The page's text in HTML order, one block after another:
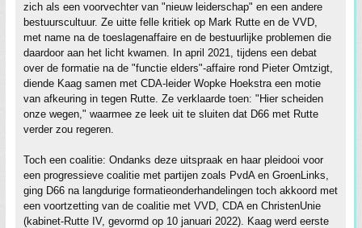
zich als een voorvechter van "nieuw leiderschap" en een andere
bestuurscultuur. Ze uitte felle kritiek op Mark Rutte en de VVD,
met name na de toeslagenaffaire en de bestuurlijke problemen die
daardoor aan het licht kwamen. In april 2021, tijdens een debat
over de formatie na de "functie elders"-affaire rond Pieter Omtzigt,
diende Kaag samen met CDA-leider Wopke Hoekstra een motie
van afkeuring in tegen Rutte. Ze verklaarde toen: "Hier scheiden
onze wegen," waarmee ze leek uit te sluiten dat D66 met Rutte
verder zou regeren.
Toch een coalitie: Ondanks deze uitspraak en haar pleidooi voor
een progressieve coalitie met partijen zoals PvdA en GroenLinks,
ging D66 na langdurige formatieonderhandelingen toch akkoord met
een voortzetting van de coalitie met VVD, CDA en ChristenUnie
(kabinet-Rutte IV, gevormd op 10 januari 2022). Kaag werd eerste